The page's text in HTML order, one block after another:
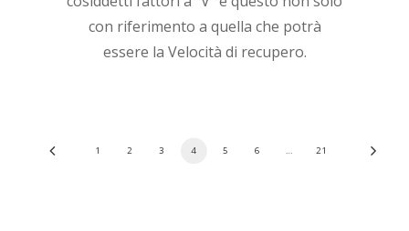
con riferimento a quella che potrà
essere la Velocità di recupero.
1 2 3 4 5 6 … 21